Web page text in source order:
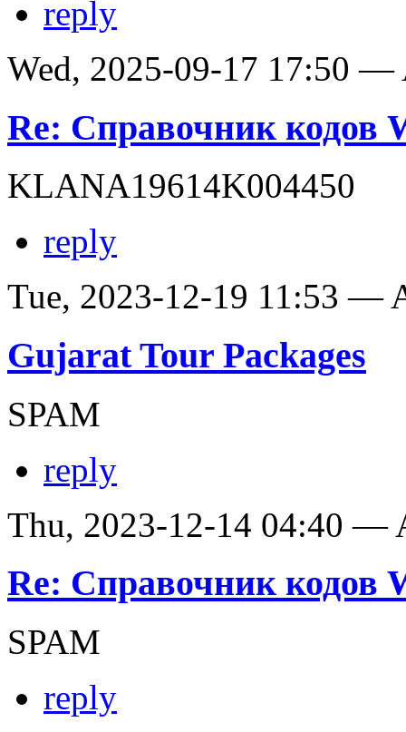
reply
Wed, 2025-09-17 17:50 —
Re: Справочник кодов
KLANA19614K004450
reply
Tue, 2023-12-19 11:53 —
Gujarat Tour Packages
SPAM
reply
Thu, 2023-12-14 04:40 —
Re: Справочник кодов
SPAM
reply